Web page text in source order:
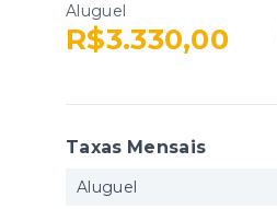
Aluguel
R$3.330,00
Taxas Mensais
Aluguel